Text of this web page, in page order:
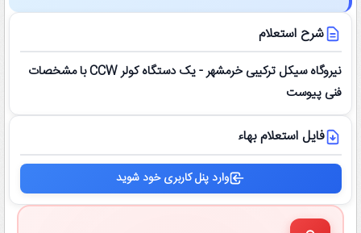
شرح استعلام
نیروگاه سیکل ترکیبی خرمشهر - یک دستگاه کولر CCW با مشخصات
فنی پیوست
فایل استعلام بهاء
وارد پنل کاربری خود شوید